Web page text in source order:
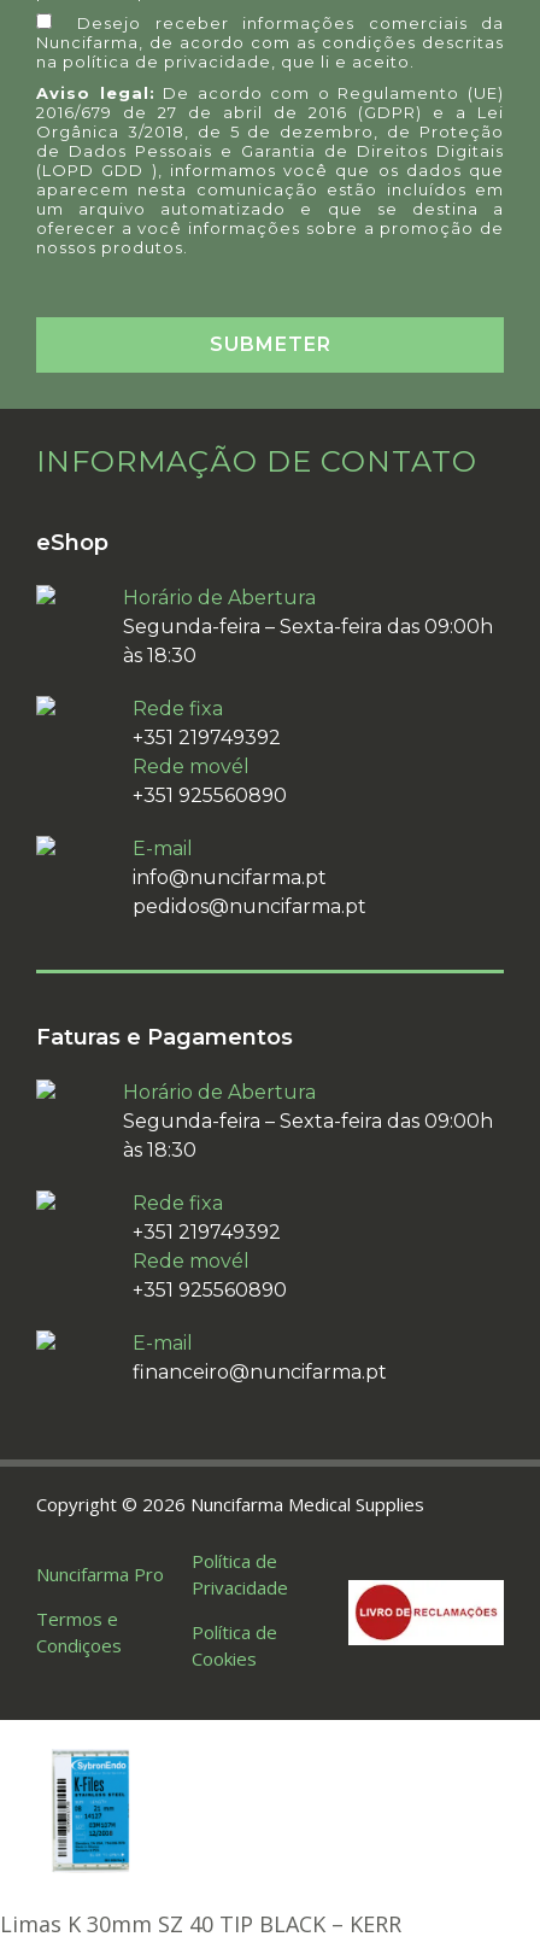
Desejo receber informações comerciais da
Nuncifarma, de acordo com as condições descritas
na política de privacidade
, que li e aceito.
Aviso legal: De acordo com o Regulamento (UE)
2016/679 de 27 de abril de 2016 (GDPR) e a Lei
Orgânica 3/2018, de 5 de dezembro, de Proteção
de Dados Pessoais e Garantia de Direitos Digitais
(LOPD GDD ), informamos você que os dados que
aparecem nesta comunicação estão incluídos em
um arquivo automatizado e que se destina a
oferecer a você informações sobre a promoção de
nossos produtos.
INFORMAÇÃO DE CONTATO
eShop
Horário de Abertura
Segunda-feira – Sexta-feira das 09:00h
às 18:30
Rede fixa
+351 219749392
Rede movél
+351 925560890
E-mail
info@nuncifarma.pt
pedidos@nuncifarma.pt
Faturas e Pagamentos
Horário de Abertura
Segunda-feira – Sexta-feira das 09:00h
às 18:30
Rede fixa
+351 219749392
Rede movél
+351 925560890
E-mail
financeiro@nuncifarma.pt
Nuncifarma Pro
Termos e
Condiçoes
Política de
Privacidade
Política de
Cookies
Copyright © 2026 Nuncifarma Medical Supplies
Limas K 30mm SZ 40 TIP BLACK – KERR